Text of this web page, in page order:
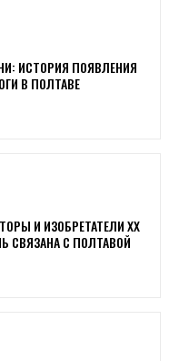
ИСТОРИЯ ПОЯВЛЕНИЯ
В ПОЛТАВЕ
И ИЗОБРЕТАТЕЛИ XX
СВЯЗАНА С ПОЛТАВОЙ